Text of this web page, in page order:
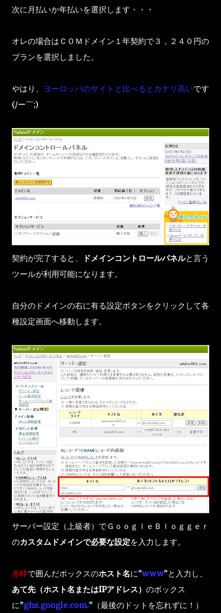
次に月払いか年払いを選択します・・・
オレの場合はＣＯＭドメイン１年契約で３，２４０円の
プランを選択しました。
やはり、 ヨーロッパのサイトと比べるとカナリ高いです
(/ー￣;)
契約が完了すると、 ドメインコントロールパネルと言う
ツールが利用可能になります。
自分のドメインの右に有る設定ボタンをクリックして各
種設定画面へ移動します。
サーバー設定（上級者）でＧｏｏｇｌｅＢｌｏｇｇｅｒ
のカスタムドメインで必要な設定を入力します。
赤枠で囲んだボックスのホスト名に”www”と入力し、
あて先（ホスト名またはIPアドレス） のボックス
に”ghs.google.com.”（最後のドットを忘れずに！）